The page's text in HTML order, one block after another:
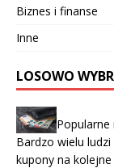
Biznes i finanse
Inne
LOSOWO
Bardzo wielu
kupony na